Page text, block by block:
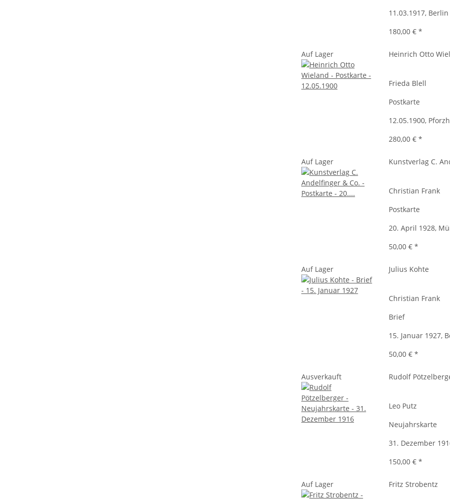
11.03.1917, Berlin
180,00 €*
Auf Lager Heinrich Otto
Frieda Blell
Postkarte
12.05.1900,
280,00 €*
Auf Lager Kunstverlag C.
Christian Frank
Postkarte
20. April 1928,
50,00 €*
Auf Lager Julius Kohte
Christian Frank
Brief
15. Januar 1927,
50,00 €*
Ausverkauft Rudolf
Leo Putz
Neujahrskarte
31. Dezember
150,00 €*
Auf Lager Fritz Strobentz